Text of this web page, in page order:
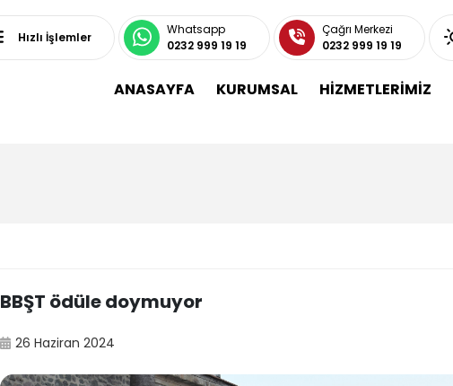
Hızlı İşlemler
Whatsapp
0232 999 19 19
Çağrı Merkezi
0232 999 19 19
ANASAYFA KURUMSAL HİZMETLERİMİZ
BBŞT ödüle doymuyor
26 Haziran 2024